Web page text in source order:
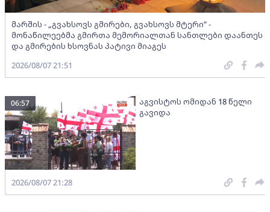
მარშის - „გვახსოვს გმირები, გვახსოვს მტერი” -
მონაწილეებმა გმირთა მემორიალთან სანთლები დაანთეს
და გმირების ხსოვნას პატივი მიაგეს
2026/08/07 21:51
აგვისტოს ომიდან 18 წელი
გავიდა
06:57
2026/08/07 21:28